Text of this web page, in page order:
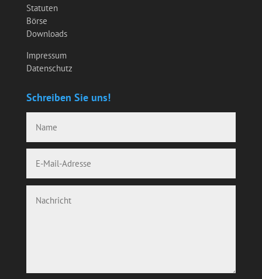
Statuten
Börse
Downloads
Impressum
Datenschutz
Schreiben Sie uns!